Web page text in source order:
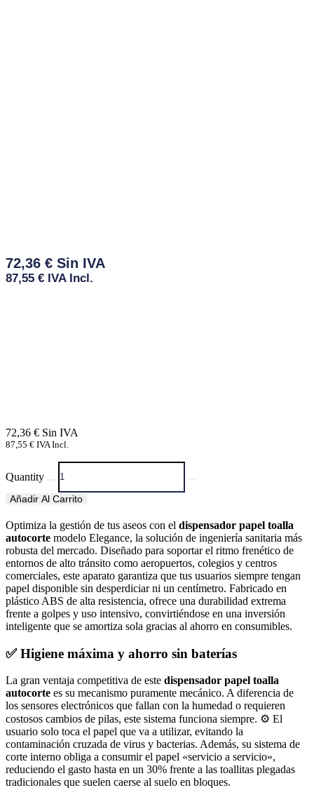
72,36 €
87,55 € IVA Incl.
72,36 €
87,55 € IVA Incl.
Quantity
Añadir Al Carrito
Optimiza la gestión de tus aseos con el dispensador papel toalla
autocorte modelo Elegance, la solución de ingeniería sanitaria más
robusta del mercado. Diseñado para soportar el ritmo frenético de
entornos de alto tránsito como aeropuertos, colegios y centros
comerciales, este aparato garantiza que tus usuarios siempre tengan
papel disponible sin desperdiciar ni un centímetro. Fabricado en
plástico ABS de alta resistencia, ofrece una durabilidad extrema
frente a golpes y uso intensivo, convirtiéndose en una inversión
inteligente que se amortiza sola gracias al ahorro en consumibles.
✅ Higiene máxima y ahorro sin baterías
La gran ventaja competitiva de este dispensador papel toalla
autocorte es su mecanismo puramente mecánico. A diferencia de
los sensores electrónicos que fallan con la humedad o requieren
costosos cambios de pilas, este sistema funciona siempre. ⚙️ El
usuario solo toca el papel que va a utilizar, evitando la
contaminación cruzada de virus y bacterias. Además, su sistema de
corte interno obliga a consumir el papel «servicio a servicio»,
reduciendo el gasto hasta en un 30% frente a las toallitas plegadas
tradicionales que suelen caerse al suelo en bloques.